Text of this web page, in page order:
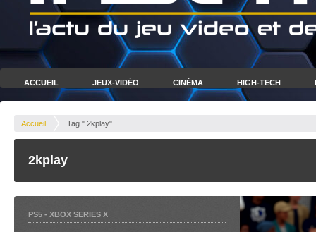
ACCUEIL JEUX-VIDÉO CINÉMA HIGH-TECH
Accueil Tag " 2kplay"
2kplay
PS5 - XBOX SERIES X